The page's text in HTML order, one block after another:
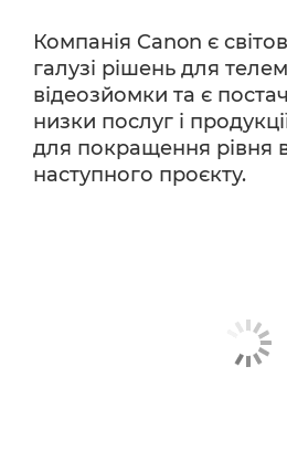
Компанія Canon є
галузі рішень для
відеозйомки та є
низки послуг і
для покращення рівня
наступного проєкту.